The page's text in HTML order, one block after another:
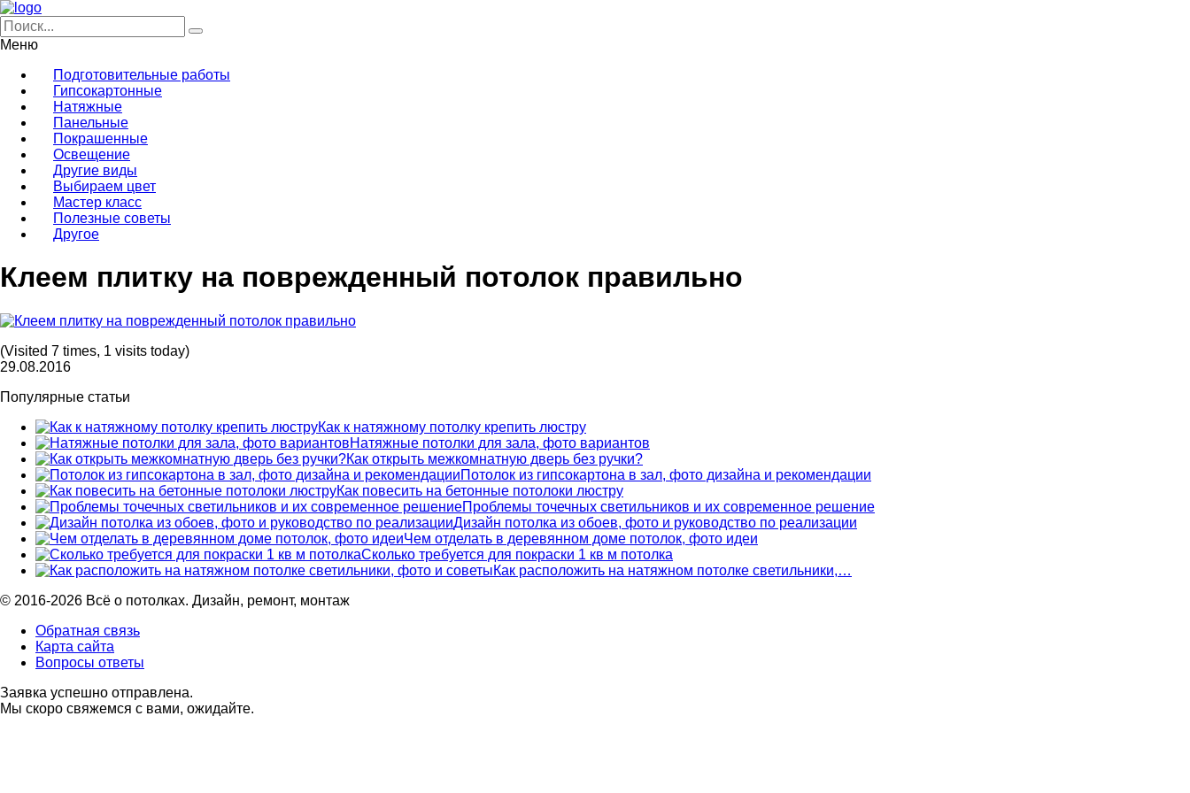
Меню
Подготовительные работы
Гипсокартонные
Натяжные
Панельные
Покрашенные
Освещение
Другие виды
Выбираем цвет
Мастер класс
Полезные советы
Другое
Клеем плитку на поврежденный потолок правильно
(Visited 7 times, 1 visits today)
29.08.2016
Популярные статьи
Как к натяжному потолку крепить люстру
Натяжные потолки для зала, фото вариантов
Как открыть межкомнатную дверь без ручки?
Потолок из гипсокартона в зал, фото дизайна и рекомендации
Как повесить на бетонные потолоки люстру
Проблемы точечных светильников и их современное решение
Дизайн потолка из обоев, фото и руководство по реализации
Чем отделать в деревянном доме потолок, фото идеи
Сколько требуется для покраски 1 кв м потолка
Как расположить на натяжном потолке светильники,…
© 2016-2026 Всё о потолках. Дизайн, ремонт, монтаж
Обратная связь
Карта сайта
Вопросы ответы
Заявка успешно отправлена.
Мы скоро свяжемся с вами, ожидайте.